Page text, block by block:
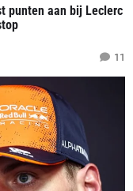
punten aan bij Leclerc
11